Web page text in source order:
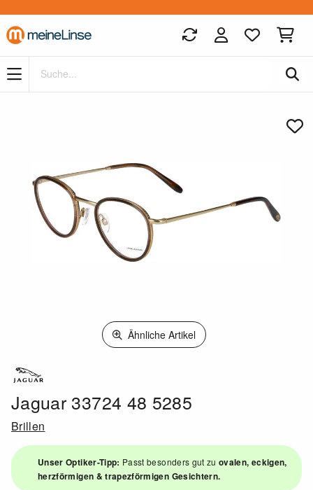
Zum Hauptinhalt springen
Ähnliche Artikel
Jaguar 33724 48 5285
Brillen
Unser Optiker-Tipp: Passt besonders gut zuovalen, eckigen,
herzförmigen & trapezförmigen Gesichtern.